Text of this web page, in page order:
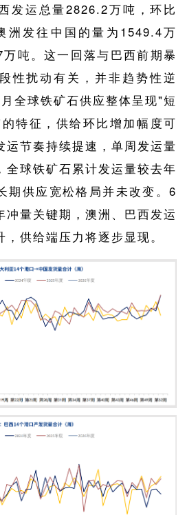
发运总量2826.2万吨，环比
洲发往中国的量为1549.4万
吨。这一回落与巴西前期暴
性扰动有关，并非趋势性逆
全球铁矿石供应整体呈现"短
特征，供给环比增加幅度可
运节奏持续提速，单周发运量
全球铁矿石累计发运量较去年
期供应宽松格局并未改变。6
冲量关键期，澳洲、巴西发运
供给端压力将逐步显现。